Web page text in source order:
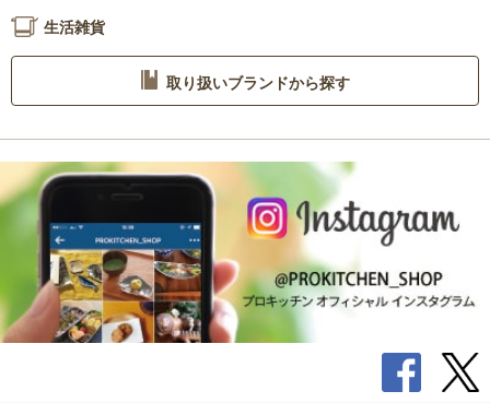
生活雑貨
取り扱いブランドから探す